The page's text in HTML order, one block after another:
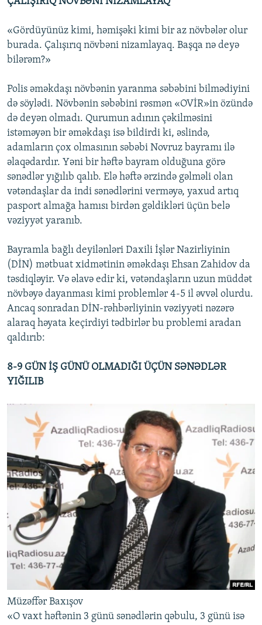
«Gördüyünüz kimi, həmişəki kimi bir az növbələr olur
burada. Çalışırıq növbəni nizamlayaq. Başqa nə deyə
bilərəm?»
Polis əməkdaşı növbənin yaranma səbəbini bilmədiyini
də söylədi. Növbənin səbəbini rəsmən «OVİR»in özündə
də deyən olmadı. Qurumun adının çəkilməsini
istəməyən bir əməkdaşı isə bildirdi ki, əslində,
adamların çox olmasının səbəbi Novruz bayramı ilə
əlaqədardır. Yəni bir həftə bayram olduğuna görə
sənədlər yığılıb qalıb. Elə həftə ərzində gəlməli olan
vətəndaşlar da indi sənədlərini verməyə, yaxud artıq
pasport almağa hamısı birdən gəldikləri üçün belə
vəziyyət yaranıb.
Bayramla bağlı deyilənləri Daxili İşlər Nazirliyinin
(DİN) mətbuat xidmətinin əməkdaşı Ehsan Zahidov da
təsdiqləyir. Və əlavə edir ki, vətəndaşların uzun müddət
növbəyə dayanması kimi problemlər 4-5 il əvvəl olurdu.
Ancaq sonradan DİN-rəhbərliyinin vəziyyəti nəzərə
alaraq həyata keçirdiyi tədbirlər bu problemi aradan
qaldırıb:
8-9 GÜN İŞ GÜNÜ OLMADIĞI ÜÇÜN SƏNƏDLƏR
YIĞILIB
Müzəffər Baxışov
«O vaxt həftənin 3 günü sənədlərin qəbulu, 3 günü isə